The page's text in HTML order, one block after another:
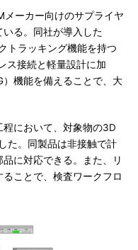
ーカー向けのサプライヤ
る。同社が導入した
トラッキング機能を持つ
ス接続と軽量設計に加
）機能を備えることで、大
において、対象物の3D
た。同製品は非接触で計
に対応できる。また、リ
ことで、検査ワークフロ